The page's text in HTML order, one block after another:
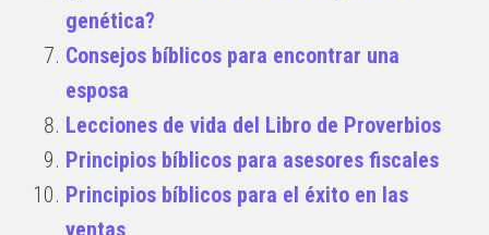
genética?
Consejos bíblicos para encontrar una
esposa
Lecciones de vida del Libro de Proverbios
Principios bíblicos para asesores fiscales
Principios bíblicos para el éxito en las
ventas